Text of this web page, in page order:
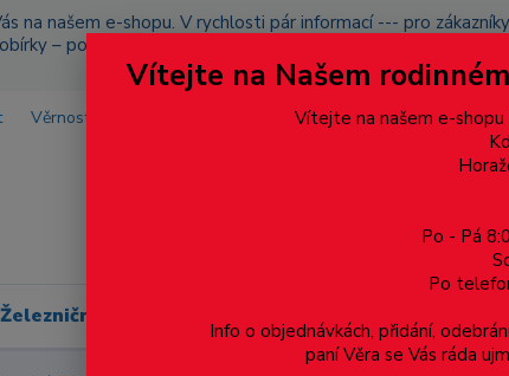
na našem e-shopu. V rychlosti pár informací --- pro
– pokud si z nějakého důvodu zásilku nevyzvednete,
přidán na blacklist
Věrnostní program Doprava a platba Více
Železniční modelářství Dárkové poukazy,
Vítejte na Našem
Vítejte na našem e-
Po - Pá
Po
Info o objednávkách, přidání,
paní Věra se Vás ráda